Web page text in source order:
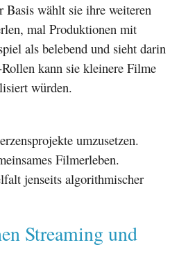
Basis wählt sie ihre weiteren
mal Produktionen mit
als belebend und sieht darin
kann sie kleinere Filme
würden.
umzusetzen.
Filmerleben.
jenseits algorithmischer
Streaming und